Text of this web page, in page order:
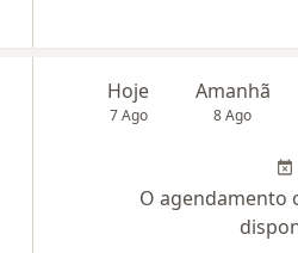
Hoje
7 Ago
Amanhã
8 Ago
O agendamento